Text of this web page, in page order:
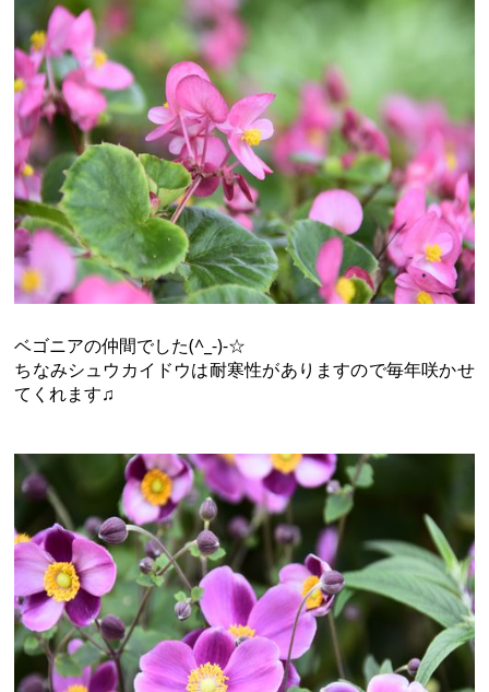
ベゴニアの仲間でした(^_-)-☆
ちなみシュウカイドウは耐寒性がありますので毎年咲かせ
てくれます♫